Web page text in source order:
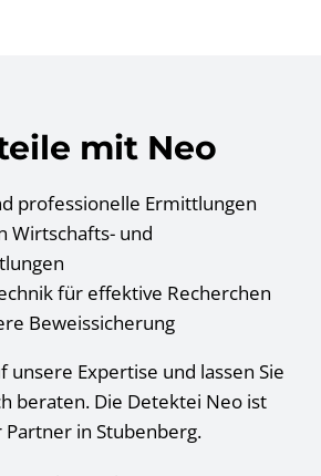
mit Neo
professionelle Ermittlungen
Wirtschafts- und
für effektive Recherchen
Beweissicherung
unsere Expertise und lassen Sie
beraten. Die Detektei Neo ist
in Stubenberg.